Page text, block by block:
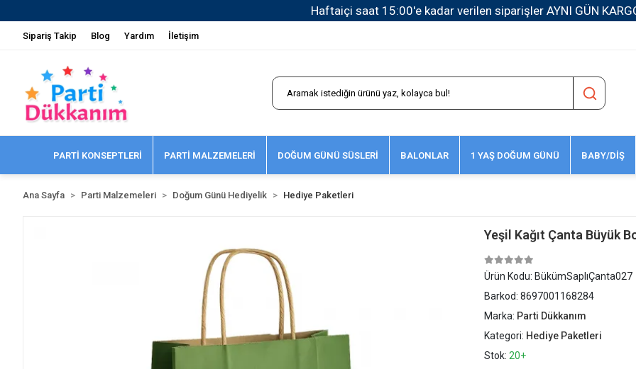
1500 TL ve Üzeri Kargo Ücretsiz!
Sipariş Takip Blog Yardım İletişim
PARTİ KONSEPTLERİ PARTİ MALZEMELERİ DOĞUM GÜNÜ SÜSLERİ BALONLAR 1 YAŞ DOĞUM GÜNÜ BABY/DİŞ
Ana Sayfa Parti Malzemeleri Doğum Günü Hediyelik Hediye Paketleri
Yeşil Kağıt Çanta Büyük
Ürün Kodu: BükümSaplıÇanta027
Barkod: 8697001168284
Marka: Parti Dükkanım
Kategori: Hediye Paketleri
Stok: 20+